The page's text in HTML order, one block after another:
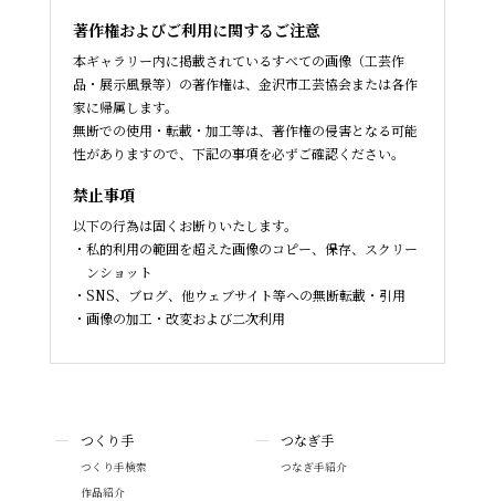
著作権およびご利用に関するご注意
本ギャラリー内に掲載されているすべての画像（工芸作
品・展示風景等）の著作権は、金沢市工芸協会または各作
家に帰属します。
無断での使用・転載・加工等は、著作権の侵害となる可能
性がありますので、下記の事項を必ずご確認ください。
禁止事項
以下の行為は固くお断りいたします。
私的利用の範囲を超えた画像のコピー、保存、スクリー
ンショット
SNS、ブログ、他ウェブサイト等への無断転載・引用
画像の加工・改変および二次利用
つくり手
つくり手検索
作品紹介
つなぎ手
つなぎ手紹介